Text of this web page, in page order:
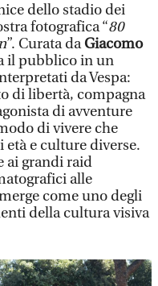
dello stadio dei
fotografica “80
”. Curata daGiacomo
il pubblico in un
da Vespa:
di libertà, compagna
di avventure
di vivere che
età e culture diverse.
ai grandi raid
alle
come uno degli
della cultura visiva